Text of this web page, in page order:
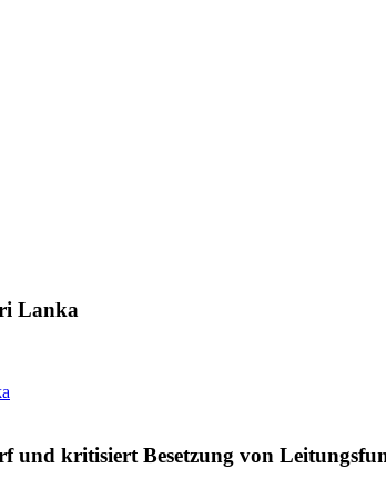
Lanka
und kritisiert Besetzung von